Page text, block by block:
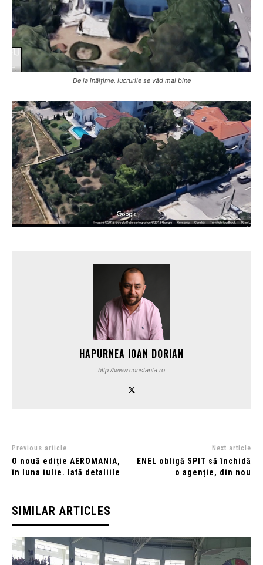
De la înălțime, lucrurile se văd mai bine
HAPURNEA IOAN DORIAN
http://www.constanta.ro
Previous article
O nouă ediție AEROMANIA,
în luna iulie. Iată detaliile
Next article
ENEL obligă SPIT să închidă
o agenție, din nou
SIMILAR ARTICLES